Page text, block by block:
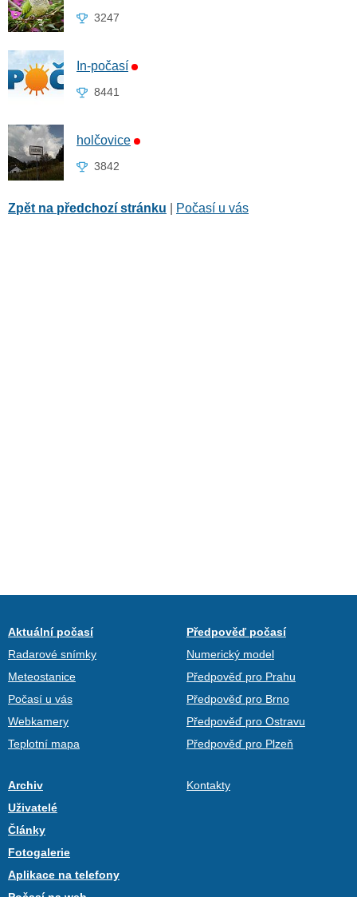
3247
In-počasí
8441
holčovice
3842
Zpět na předchozí stránku Počasí u vás
Aktuální počasí
Radarové snímky
Meteostanice
Počasí u vás
Webkamery
Teplotní mapa
Předpověď počasí
Numerický model
Předpověď pro Prahu
Předpověď pro Brno
Předpověď pro Ostravu
Předpověď pro Plzeň
Archiv
Uživatelé
Články
Fotogalerie
Aplikace na telefony
Kontakty